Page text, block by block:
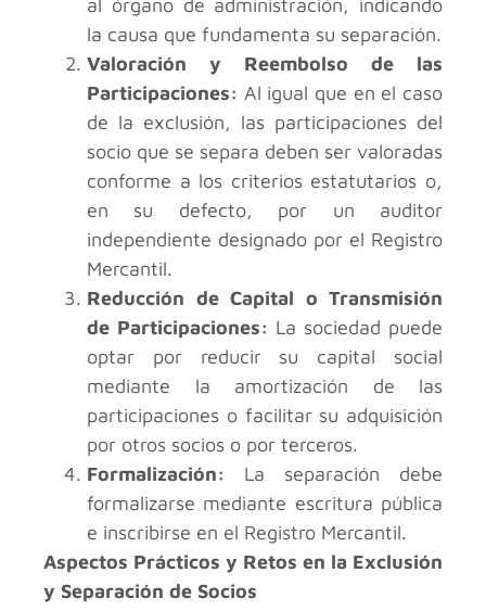
la causa que fundamenta su separación.
Valoración y Reembolso de las
Participaciones: Al igual que en el caso
de la exclusión, las participaciones del
socio que se separa deben ser valoradas
conforme a los criterios estatutarios o,
en su defecto, por un auditor
independiente designado por el Registro
Mercantil.
Reducción de Capital o Transmisión
de Participaciones: La sociedad puede
optar por reducir su capital social
mediante la amortización de las
participaciones o facilitar su adquisición
por otros socios o por terceros.
Formalización: La separación debe
formalizarse mediante escritura pública
e inscribirse en el Registro Mercantil.
Aspectos Prácticos y Retos en la Exclusión
y Separación de Socios